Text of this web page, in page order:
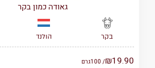
גאודה כמון בקר
בקר הולנד
₪19.90
/ 100 גרם